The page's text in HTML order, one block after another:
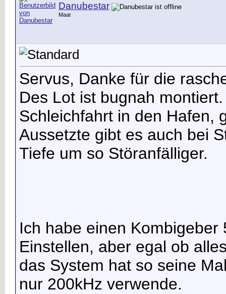
Danubestar
Maat
Servus, Danke für die
Des Lot ist bugnah
Schleichfahrt in den Hafen,
Aussetzte gibt es auch bei
Tiefe um so Störanfälliger.
Ich habe einen
Einstellen, aber egal ob
das System hat so seine
nur 200kHz verwende.